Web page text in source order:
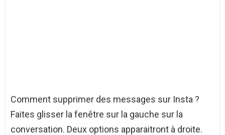
Comment supprimer des messages sur Insta ?
Faites glisser la fenêtre sur la gauche sur la
conversation. Deux options apparaitront à droite.